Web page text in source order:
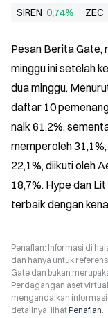
SIREN 0,74% ZEC
Pesan Berita Gate,
minggu ini setelah
dua minggu.
daftar 10
naik 61,2%,
memperoleh
22,1%, diikuti oleh
18,7%. Hype dan
terbaik dengan
Penafian: Informasi di
dan hanya untuk
Gate dan bukan
Perdagangan aset
mengandalkan
detailnya, lihatPenafian.